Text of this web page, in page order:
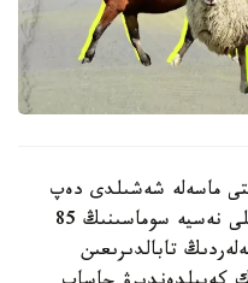
ماسەلە شەشىلدى دەپ
ايتۋعا دا بولادى. «دامۋ» قورى ارقىلى نەسيە سوماسىنىڭ 85
تابالدىرىعىن